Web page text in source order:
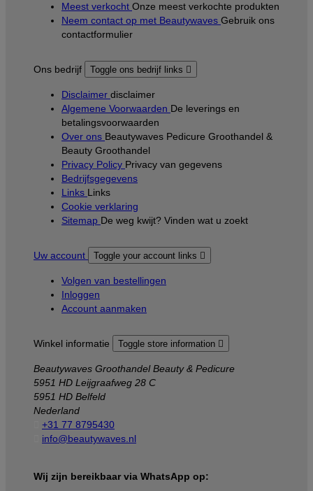
Meest verkocht Onze meest verkochte produkten
Neem contact op met Beautywaves Gebruik ons
contactformulier
Ons bedrijf Toggle ons bedrijf links 
Disclaimer disclaimer
Algemene Voorwaarden De leverings en
betalingsvoorwaarden
Over ons Beautywaves Pedicure Groothandel &
Beauty Groothandel
Privacy Policy Privacy van gegevens
Bedrijfsgegevens
Links Links
Cookie verklaring
Sitemap De weg kwijt? Vinden wat u zoekt
Uw account Toggle your account links 
Volgen van bestellingen
Inloggen
Account aanmaken
Winkel informatie Toggle store information 
Beautywaves Groothandel Beauty & Pedicure
5951 HD Leijgraafweg 28 C
5951 HD Belfeld
Nederland
+31 77 8795430
info@beautywaves.nl
Wij zijn bereikbaar via WhatsApp op: